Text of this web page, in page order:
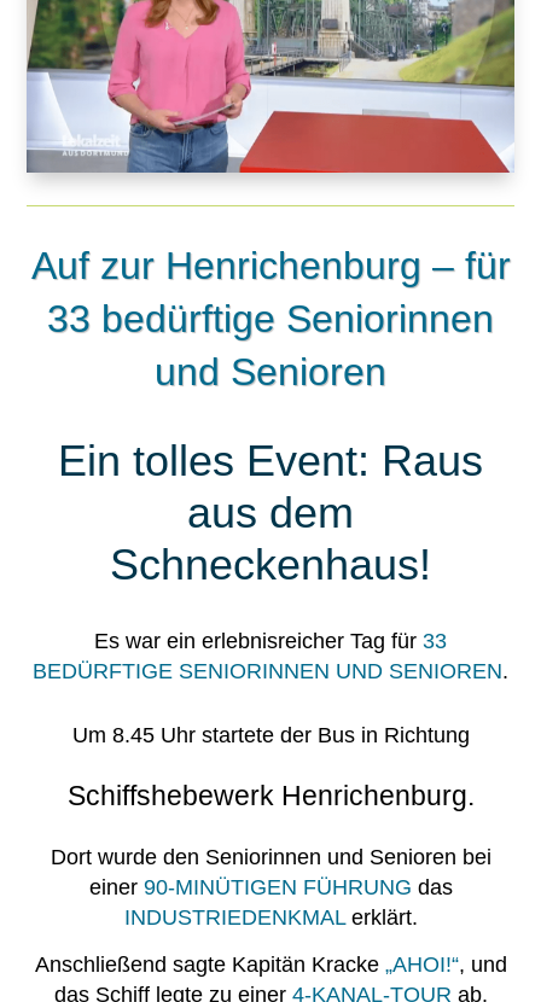
Auf zur Henrichenburg – für
33 bedürftige Seniorinnen
und Senioren
Ein tolles Event: Raus
aus dem
Schneckenhaus!
Es war ein erlebnisreicher Tag für 33
BEDÜRFTIGE SENIORINNEN UND SENIOREN.
Um 8.45 Uhr startete der Bus in Richtung
Schiffshebewerk Henrichenburg.
Dort wurde den Seniorinnen und Senioren bei
einer 90-MINÜTIGEN FÜHRUNG das
INDUSTRIEDENKMALerklärt.
Anschließend sagte Kapitän Kracke „AHOI!“, und
das Schiff legte zu einer 4-KANAL-TOUR ab.